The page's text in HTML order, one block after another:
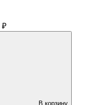
₽
В корзину